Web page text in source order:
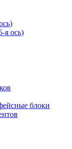
я ось)
блоки